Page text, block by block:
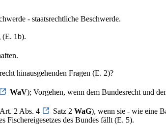
- staatsrechtliche Beschwerde.
(E. 1b).
hinausgehenden Fragen (E. 2)?
WaV); Vorgehen, wenn dem Bundesrecht und
2 Abs. 4 Satz 2 WaG), wenn sie - wie eine
Fischereigesetzes des Bundes fällt (E. 5).